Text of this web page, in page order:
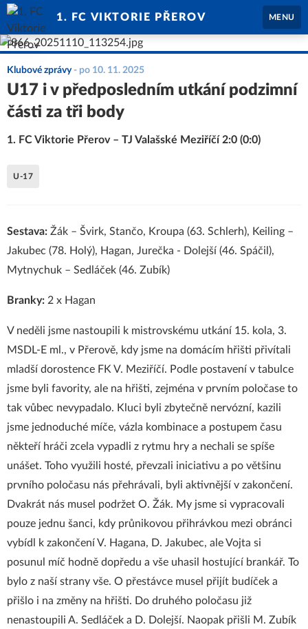
1. FC VIKTORIE PŘEROV MENU
Klubové zprávy- po 10. 11. 2025
U17 i v předposledním utkání podzimní
části za tři body
1. FC Viktorie Přerov – TJ Valašské Meziříčí 2:0 (0:0)
U-17
Sestava: Žák – Švirk, Stančo, Kroupa (63. Schlerh), Keiling –
Jakubec (78. Holý), Hagan, Jurečka - Dolejší (46. Spáčil),
Mytnychuk – Sedláček (46. Zubík)
Branky: 2 x Hagan
V neděli jsme nastoupili k mistrovskému utkání 15. kola, 3.
MSDL-E ml., v Přerově, kdy jsme na domácím hřišti přivítali
mladší dorostence FK V. Meziříčí. Podle postavení v tabulce
jsme byli favority, ale na hřišti, zejména v prvním poločase to
tak vůbec nevypadalo. Kluci byli zbytečně nervózní, kazili
jsme jednoduché míče, vázla kombinace a postupem času
někteří hráči zcela vypadli z rytmu hry a nechali se spíše
unášet. Toho využili hosté, převzali iniciativu a po většinu
prvního poločasu nás přehrávali, byli aktivnější v zakončení.
Dvakrát nás musel podržet O. Žák. My jsme si vypracovali
pouze jednu šanci, kdy průnikovou přihrávkou mezi obránci
vybídl k zakončení V. Hagana, D. Jakubec, ale Vojta si
posunul míč hodně dopředu a vše uhasil hostující brankář. To
bylo z naší strany vše. O přestávce musel přijít budíček a
přišlo i na změny na hřišti. Do druhého poločasu již
nenastoupili A. Sedláček a D. Dolejší. Naopak přišli M. Zubík